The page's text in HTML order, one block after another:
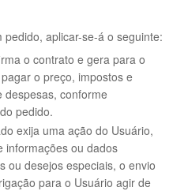
aplicar-se-á o seguinte:
o contrato e gera para o
o preço, impostos e
despesas, conforme
pedido.
exija uma ação do Usuário,
informações ou dados
ou desejos especiais, o envio
para o Usuário agir de